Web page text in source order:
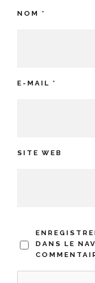
NOM *
E-MAIL *
SITE WEB
DANS LE